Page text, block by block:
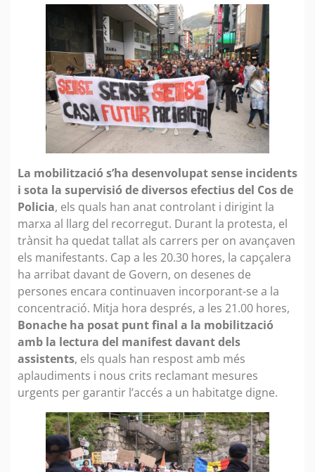
La mobilització s’ha desenvolupat sense incidents
i sota la supervisió de diversos efectius del Cos de
Policia, els quals han anat controlant i dirigint la
marxa al llarg del recorregut. Durant la protesta, el
trànsit ha quedat tallat als carrers per on avançaven
els manifestants. Cap a les 20.30 hores, la capçalera
ha arribat davant de Govern, on desenes de
persones encara continuaven incorporant-se a la
concentració. Mitja hora després, a les 21.00 hores,
Bonache ha posat punt final a la mobilització
amb la lectura del manifest davant dels
assistents, els quals han respost amb més
aplaudiments i nous crits reclamant mesures
urgents per garantir l’accés a un habitatge digne.